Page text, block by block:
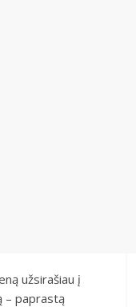
užsirašiau į
– paprastą